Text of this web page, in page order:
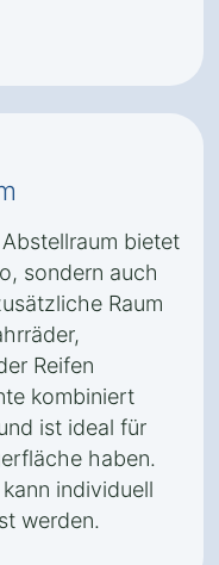
bietet
sondern auch
Raum
Reifen
kombiniert
ist ideal für
haben.
individuell
werden.